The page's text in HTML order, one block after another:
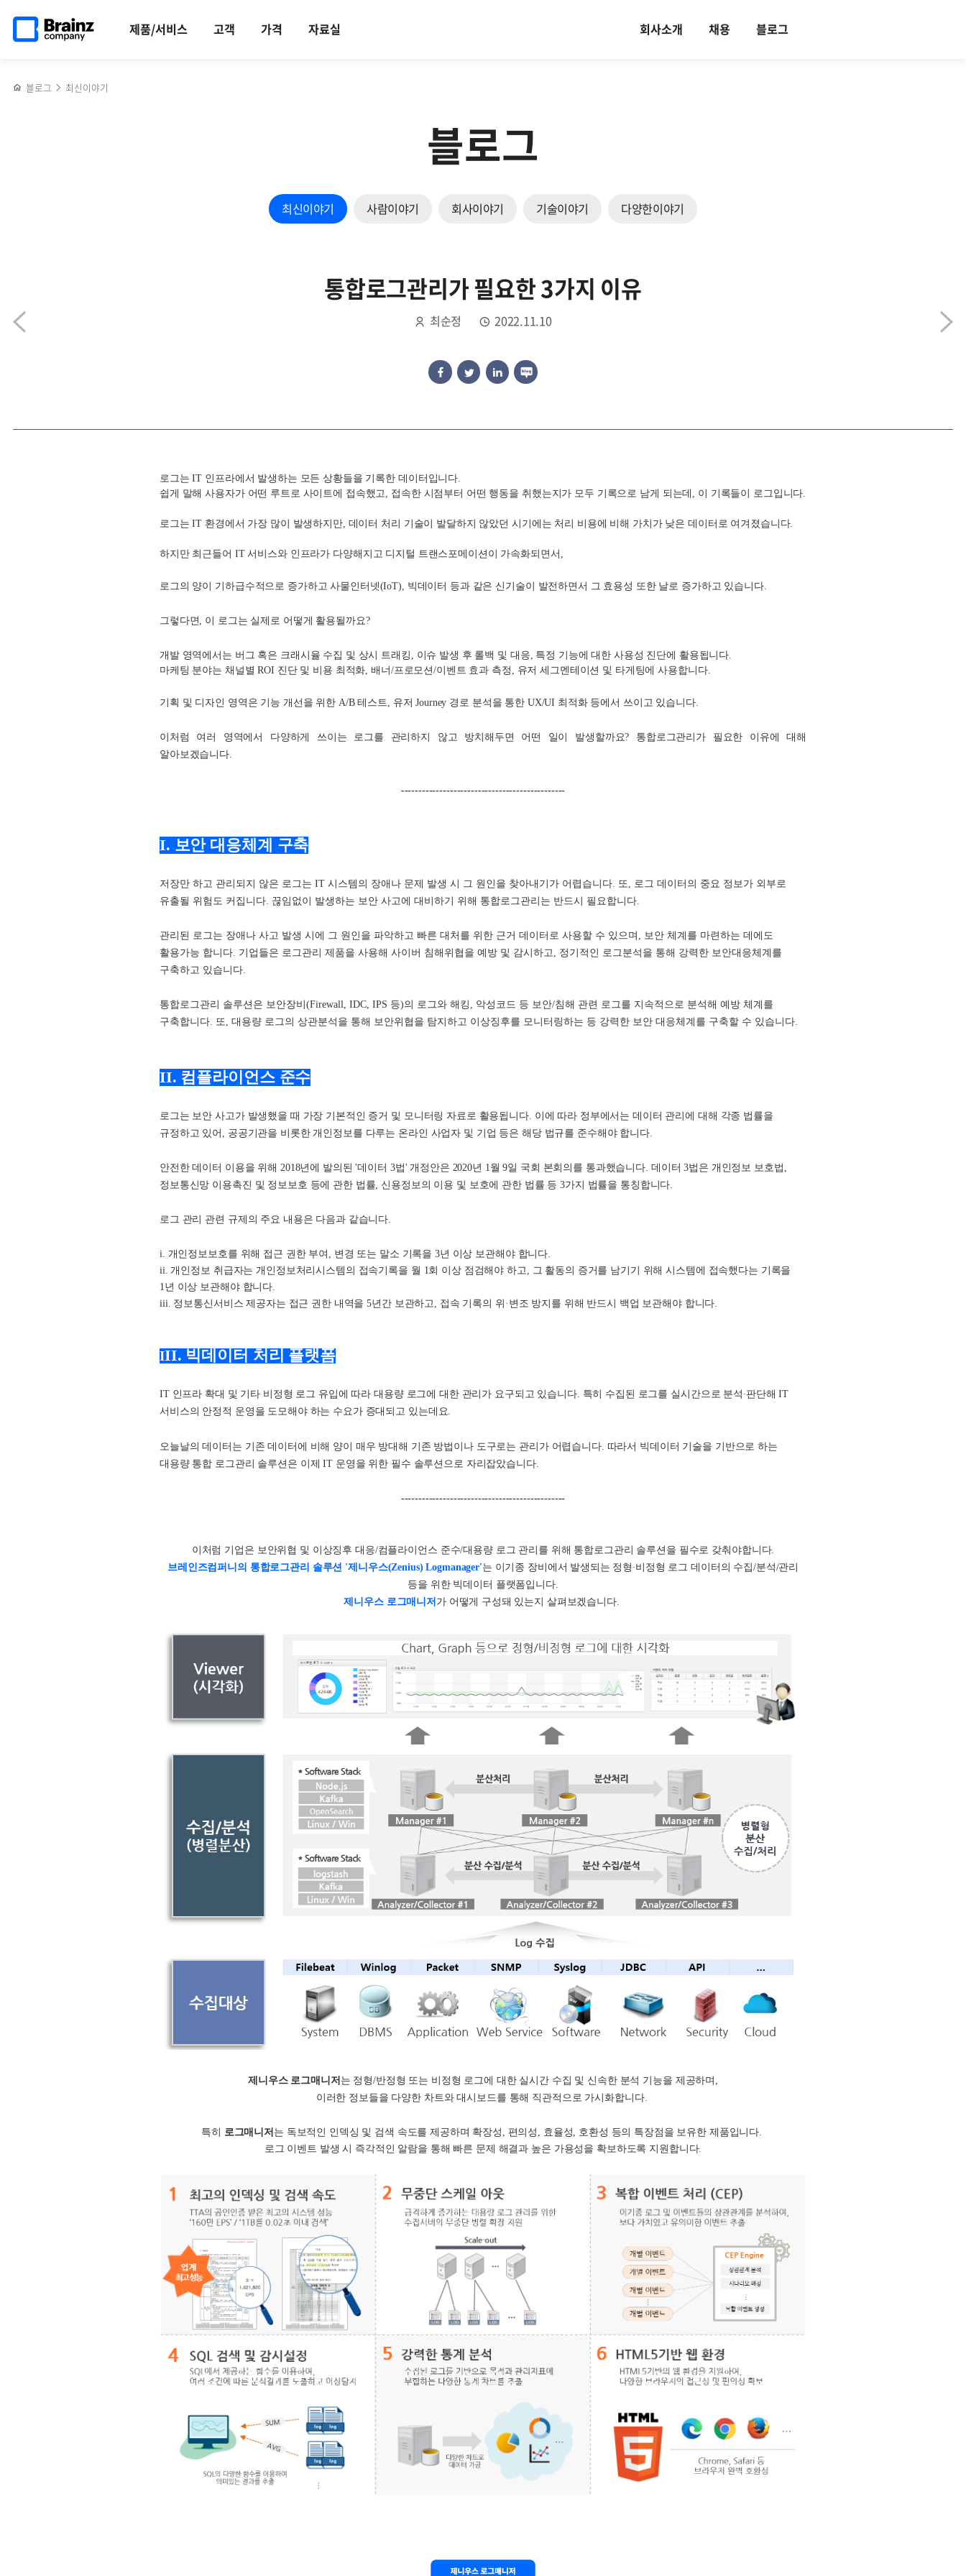
건너뛰기
제품/서비스 고객 가격 자료실 회사소개 채용 블로그
페이지로
블로그 최신이야기
블로그
최신이야기 사람이야기 회사이야기 기술이야기 다양한이야기
되면
누릴
통합로그관리가 필요한 3가지 이유
최순정 2022.11.10
공유하기
공유하기
공유하기
공유하기
Filebeat에서
안정적으로
사용하기
로그는 IT 인프라에서 발생하는 모든 상황들을 기록한 데이터입니다.
쉽게 말해 사용자가 어떤 루트로 사이트에 접속했고, 접속한 시점부터 어떤 행동을 취했는지가 모두 기록으로 남게 되는데, 이 기록들이 로그입니다.
로그는 IT 환경에서 가장 많이 발생하지만, 데이터 처리 기술이 발달하지 않았던 시기에는 처리 비용에 비해 가치가 낮은 데이터로 여겨졌습니다.
하지만 최근들어 IT 서비스와 인프라가 다양해지고 디지털 트랜스포메이션이 가속화되면서,
로그의 양이 기하급수적으로 증가하고 사물인터넷(IoT), 빅데이터 등과 같은 신기술이 발전하면서 그 효용성 또한 날로 증가하고 있습니다.
그렇다면, 이 로그는 실제로 어떻게 활용될까요?
개발 영역에서는 버그 혹은 크래시율 수집 및 상시 트래킹, 이슈 발생 후 롤백 및 대응, 특정 기능에 대한 사용성 진단에 활용됩니다.
마케팅 분야는 채널별 ROI 진단 및 비용 최적화, 배너/프로모션/이벤트 효과 측정, 유저 세그멘테이션 및 타게팅에 사용합니다.
기획 및 디자인 영역은 기능 개선을 위한 A/B 테스트, 유저 Journey 경로 분석을 통한 UX/UI 최적화 등에서 쓰이고 있습니다.
이처럼 여러 영역에서 다양하게 쓰이는 로그를 관리하지 않고 방치해두면 어떤 일이 발생할까요? 통합로그관리가 필요한 이유에 대해
알아보겠습니다.
-----------------------------------------------
I. 보안 대응체계 구축
저장만 하고 관리되지 않은 로그는 IT 시스템의 장애나 문제 발생 시 그 원인을 찾아내기가 어렵습니다. 또, 로그 데이터의 중요 정보가 외부로
유출될 위험도 커집니다. 끊임없이 발생하는 보안 사고에 대비하기 위해 통합로그관리는 반드시 필요합니다.
관리된 로그는 장애나 사고 발생 시에 그 원인을 파악하고 빠른 대처를 위한 근거 데이터로 사용할 수 있으며, 보안 체계를 마련하는 데에도
활용가능 합니다. 기업들은 로그관리 제품을 사용해 사이버 침해위협을 예방 및 감시하고, 정기적인 로그분석을 통해 강력한 보안대응체계를
구축하고 있습니다.
통합로그관리 솔루션은 보안장비(Firewall, IDC, IPS 등)의 로그와 해킹, 악성코드 등 보안/침해 관련 로그를 지속적으로 분석해 예방 체계를
구축합니다. 또, 대용량 로그의 상관분석을 통해 보안위협을 탐지하고 이상징후를 모니터링하는 등 강력한 보안 대응체계를 구축할 수 있습니다.
II. 컴플라이언스 준수
로그는 보안 사고가 발생했을 때 가장 기본적인 증거 및 모니터링 자료로 활용됩니다. 이에 따라 정부에서는 데이터 관리에 대해 각종 법률을
규정하고 있어, 공공기관을 비롯한 개인정보를 다루는 온라인 사업자 및 기업 등은 해당 법규를 준수해야 합니다.
안전한 데이터 이용을 위해 2018년에 발의된 '데이터 3법' 개정안은 2020년 1월 9일 국회 본회의를 통과했습니다. 데이터 3법은 개인정보 보호법,
정보통신망 이용촉진 및 정보보호 등에 관한 법률, 신용정보의 이용 및 보호에 관한 법률 등 3가지 법률을 통칭합니다.
로그 관리 관련 규제의 주요 내용은 다음과 같습니다.
i. 개인정보보호를 위해 접근 권한 부여, 변경 또는 말소 기록을 3년 이상 보관해야 합니다.
ii. 개인정보 취급자는 개인정보처리시스템의 접속기록을 월 1회 이상 점검해야 하고, 그 활동의 증거를 남기기 위해 시스템에 접속했다는 기록을
1년 이상 보관해야 합니다.
iii. 정보통신서비스 제공자는 접근 권한 내역을 5년간 보관하고, 접속 기록의 위·변조 방지를 위해 반드시 백업 보관해야 합니다.
III. 빅데이터 처리 플랫폼
IT 인프라 확대 및 기타 비정형 로그 유입에 따라 대용량 로그에 대한 관리가 요구되고 있습니다. 특히 수집된 로그를 실시간으로 분석∙판단해 IT
서비스의 안정적 운영을 도모해야 하는 수요가 증대되고 있는데요.
오늘날의 데이터는 기존 데이터에 비해 양이 매우 방대해 기존 방법이나 도구로는 관리가 어렵습니다. 따라서 빅데이터 기술을 기반으로 하는
대용량 통합 로그관리 솔루션은 이제 IT 운영을 위한 필수 솔루션으로 자리잡았습니다.
-----------------------------------------------
이처럼 기업은 보안위협 및 이상징후 대응/컴플라이언스 준수/대용량 로그 관리를 위해 통합로그관리 솔루션을 필수로 갖춰야합니다.
브레인즈컴퍼니의 통합로그관리 솔루션 '제니우스(Zenius) Logmanager'는 이기종 장비에서 발생되는 정형∙비정형 로그 데이터의 수집/분석/관리
등을 위한 빅데이터 플랫폼입니다.
제니우스 로그매니저 가 어떻게 구성돼 있는지 살펴보겠습니다.
제니우스 로그매니 저 는 정형/반정형 또는 비정형 로그에 대한 실시간 수집 및 신속한 분석 기능을 제공하며,
이러한 정보들을 다양한 차트와 대시보드를 통해 직관적으로 가시화합니다.
특히 로그매니저 는 독보적인 인덱싱 및 검색 속도를 제공하며 확장성 편의성 효율성 호환성 등의 특장점을 보유한 제품입니다
로그 이벤트 발생 시 즉각적인 알람을 통해 빠른 문제 해결과 높은 가용성을 확보하도록 지원합니다.